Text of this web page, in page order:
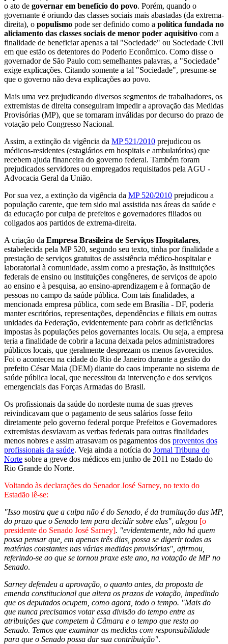
o ato de governar em benefício do povo. Porém, quando o
governante é oriundo das classes sociais mais abastadas (da extrema-
direita), o populismo pode ser definido como a política fundada no
aliciamento das classes sociais de menor poder aquisitivo com a
finalidade de beneficiar apenas a tal "Sociedade" ou Sociedade Civil
em que estão os detentores do Poderio Econômico. Como disse o
governador de São Paulo com semelhantes palavras, a "Sociedade"
exige explicações. Citando somente a tal "Sociedade", presume-se
que o governo não deva explicações ao povo.
Mais uma vez prejudicando diversos segmentos de trabalhadores, os
extremistas de direita conseguiram impedir a aprovação das Medidas
Provisórias (MP), que se tornaram inválidas por decurso do prazo de
votação pelo Congresso Nacional.
Assim, a extinção da vigência da MP 521/2010 prejudicou os
médicos-residentes (estagiários em hospitais e ambulatórios) que
recebem ajuda financeira do governo federal. Também foram
prejudicados servidores ou empregados requisitados pela AGU -
Advocacia Geral da União.
Por sua vez, a extinção da vigência da MP 520/2010 prejudicou a
população carente, que tem sido mal assistida nas áreas da saúde e
da educação por culpa de prefeitos e governadores filiados ou
coligados aos partidos de extrema-direita.
A criação da Empresa Brasileira de Serviços Hospitalares,
estabelecida pela MP 520, segundo seu texto, tinha por finalidade a
prestação de serviços gratuitos de assistência médico-hospitalar e
laboratorial à comunidade, assim como a prestação, às instituições
federais de ensino ou instituições congêneres, de serviços de apoio
ao ensino e à pesquisa, ao ensino-aprendizagem e à formação de
pessoas no campo da saúde pública. Com tais finalidades, a
mencionada empresa pública, com sede em Brasília - DF, poderia
manter escritórios, representações, dependências e filiais em outras
unidades da Federação, evidentemente para cobrir as deficiências
impostas às populações pelos governantes locais. Ou seja, a empresa
teria a finalidade de cobrir a lacuna deixada pelos administradores
públicos locais, que geralmente desprezam os menos favorecidos.
Foi o aconteceu na cidade do Rio de Janeiro durante a gestão do
prefeito César Maia (DEM) diante do caos imperante no sistema de
saúde pública local, que necessitou da intervenção e dos serviços
emergenciais das Forças Armadas do Brasil.
Os profissionais da saúde do nordeste numa de suas greves
reivindicavam que o pagamento de seus salários fosse feito
diretamente pelo governo federal porque Prefeitos e Governadores
extremistas desviavam as verbas federais para outras finalidades
menos nobres e assim atrasavam os pagamentos dos proventos dos
profissionais da saúde. Veja ainda a notícia do Jornal Tribuna do
Norte sobre a greve dos médicos em junho de 2011 no Estado do
Rio Grande do Norte.
Voltando às declarações do Senador José Sarney, no texto do
Estadão lê-se:
"Isso mostra que a culpa não é do Senado, é da tramitação das MP,
do prazo que o Senado tem para decidir sobre elas", alegou [o
presidente do Senado José Sarney]. "evidentemente, não há quem
possa pensar que, em apenas três dias, possa se digerir todas as
matérias constantes nas várias medidas provisórias", afirmou,
referindo-se ao que se tornou praxe este ano, na votação de MP no
Senado.
Sarney defendeu a aprovação, o quanto antes, da proposta de
emenda constitucional que altera os prazos de votação, impedindo
que os deputados ocupem, como agora, todo o tempo. "Mais do
que nunca precisamos votar essa divisão do tempo entre as
atribuições que competem à Câmara e o tempo que resta ao
Senado. Temos que examinar as medidas com responsabilidade
para que o Senado possa dar sua contribuição".